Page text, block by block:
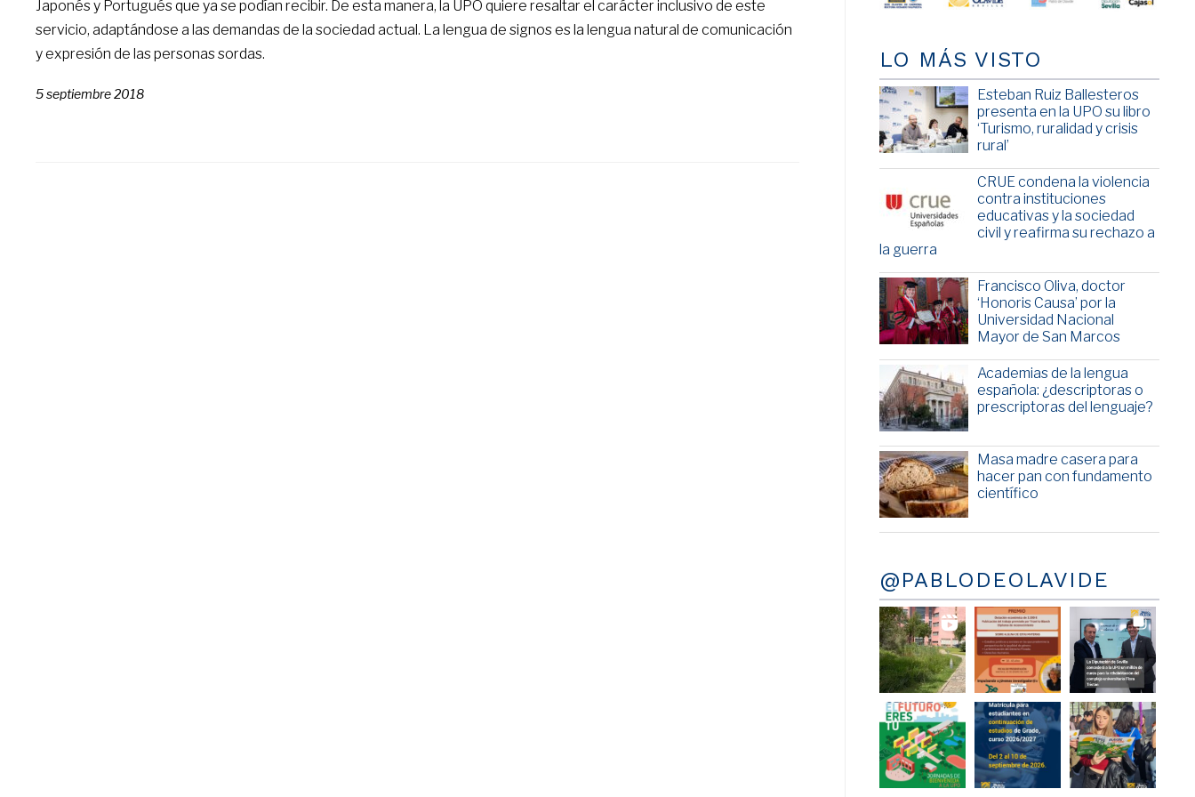
Japonés y Portugués que ya se podían recibir. De esta manera, la UPO quiere resaltar el carácter inclusivo de este
servicio, adaptándose a las demandas de la sociedad actual. La lengua de signos es la lengua natural de comunicación
y expresión de las personas sordas.
5 septiembre 2018
LO MÁS VISTO
Esteban Ruiz Ballesteros
presenta en la UPO su libro
‘Turismo, ruralidad y crisis
rural’
CRUE condena la violencia
contra instituciones
educativas y la sociedad
civil y reafirma su rechazo a
la guerra
Francisco Oliva, doctor
‘Honoris Causa’ por la
Universidad Nacional
Mayor de San Marcos
Academias de la lengua
española: ¿descriptoras o
prescriptoras del lenguaje?
Masa madre casera para
hacer pan con fundamento
científico
@PABLODEOLAVIDE